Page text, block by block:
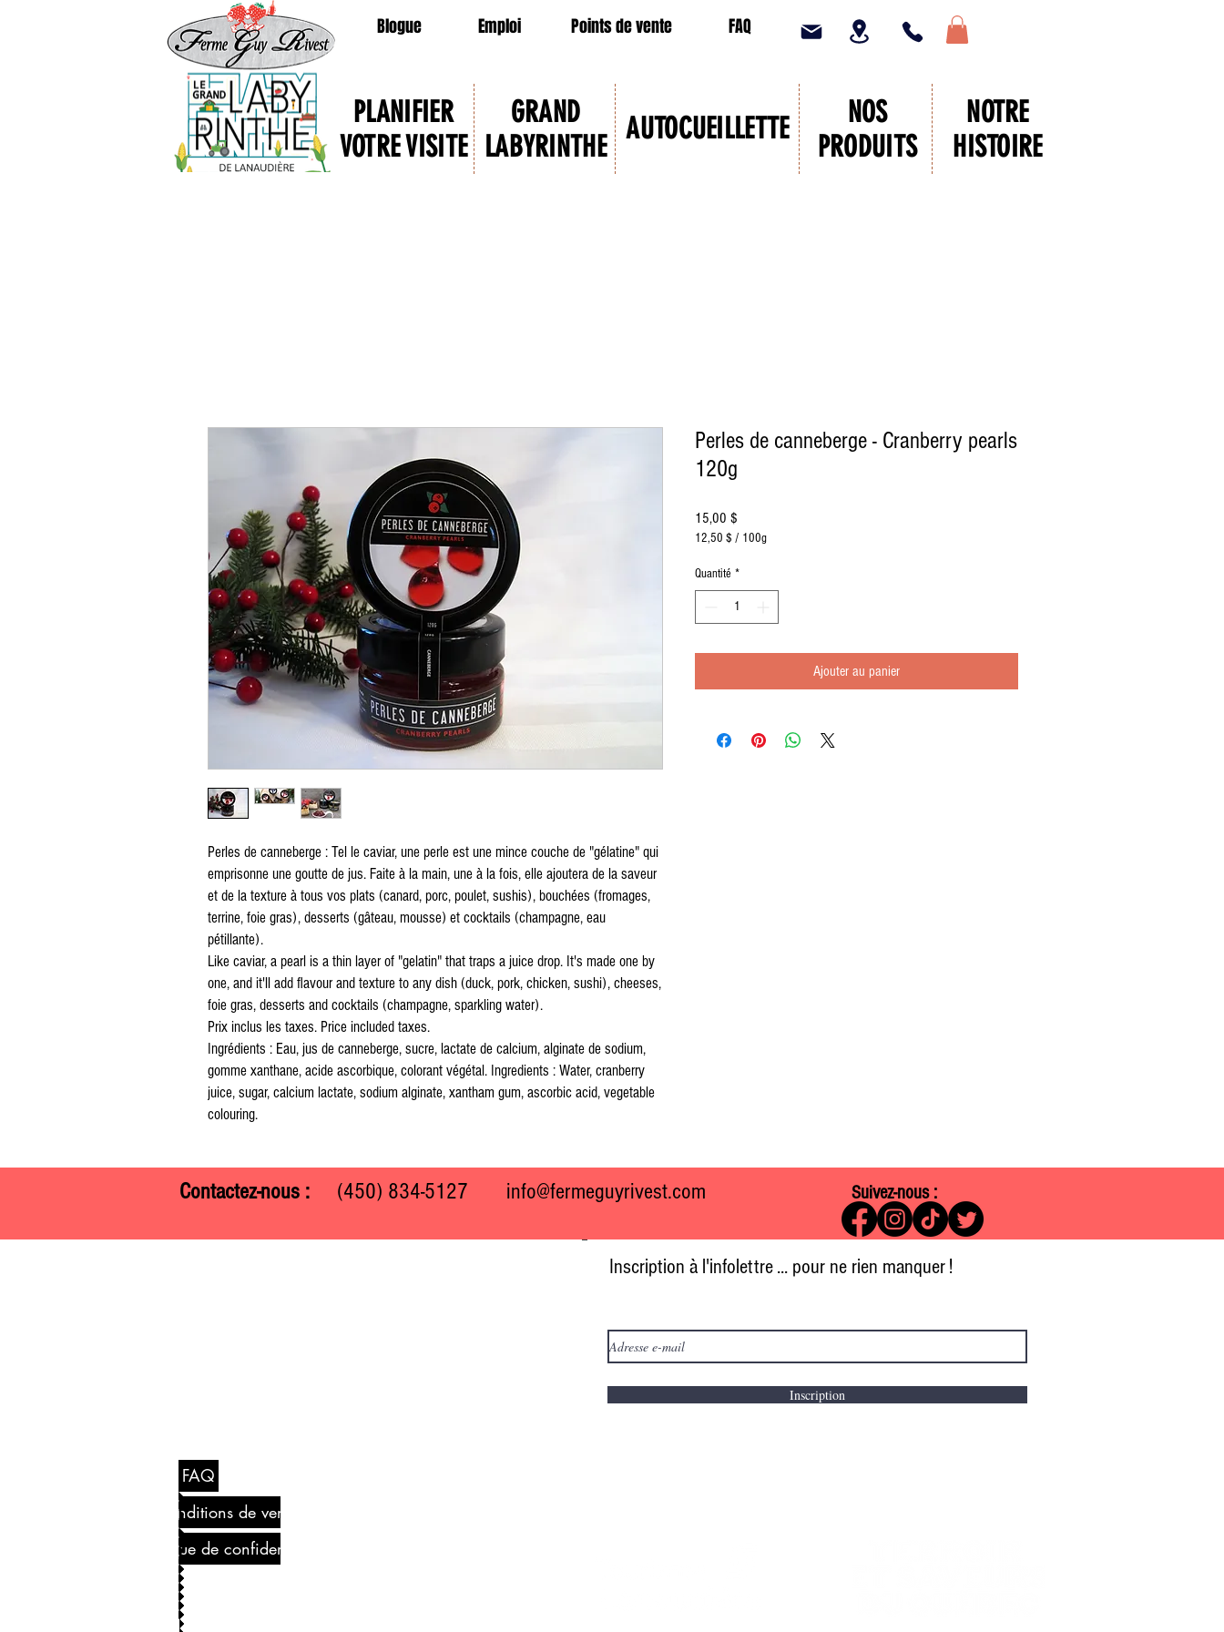
Blogue Emploi Points de vente FAQ
PLANIFIER
VOTRE VISITE
GRAND
LABYRINTHE
AUTOCUEILLETTE
NOS
PRODUITS
NOTRE
HISTOIRE
Perles de canneberge : Tel le caviar, une perle est une mince couche de "gélatine" qui
emprisonne une goutte de jus. Faite à la main, une à la fois, elle ajoutera de la saveur
et de la texture à tous vos plats (canard, porc, poulet, sushis), bouchées (fromages,
terrine, foie gras), desserts (gâteau, mousse) et cocktails (champagne, eau
pétillante).
Like caviar, a pearl is a thin layer of "gelatin" that traps a juice drop. It's made one by
one, and it'll add flavour and texture to any dish (duck, pork, chicken, sushi), cheeses,
foie gras, desserts and cocktails (champagne, sparkling water).
Prix inclus les taxes. Price included taxes.
Ingrédients : Eau, jus de canneberge, sucre, lactate de calcium, alginate de sodium,
gomme xanthane, acide ascorbique, colorant végétal. Ingredients : Water, cranberry
juice, sugar, calcium lactate, sodium alginate, xantham gum, ascorbic acid, vegetable
colouring.
Perles de canneberge - Cranberry pearls
120g
15,00 $
12,50 $ / 100g
pour
100
Grammes
Quantité *
Ajouter au panier
Inscription à l'infolettre ... pour ne rien manquer !
Inscription
FAQ
Conditions de ventes
Politique de confidentialité
Contactez-nous : (450) 834-5127 info@fermeguyrivest.com Suivez-nous :